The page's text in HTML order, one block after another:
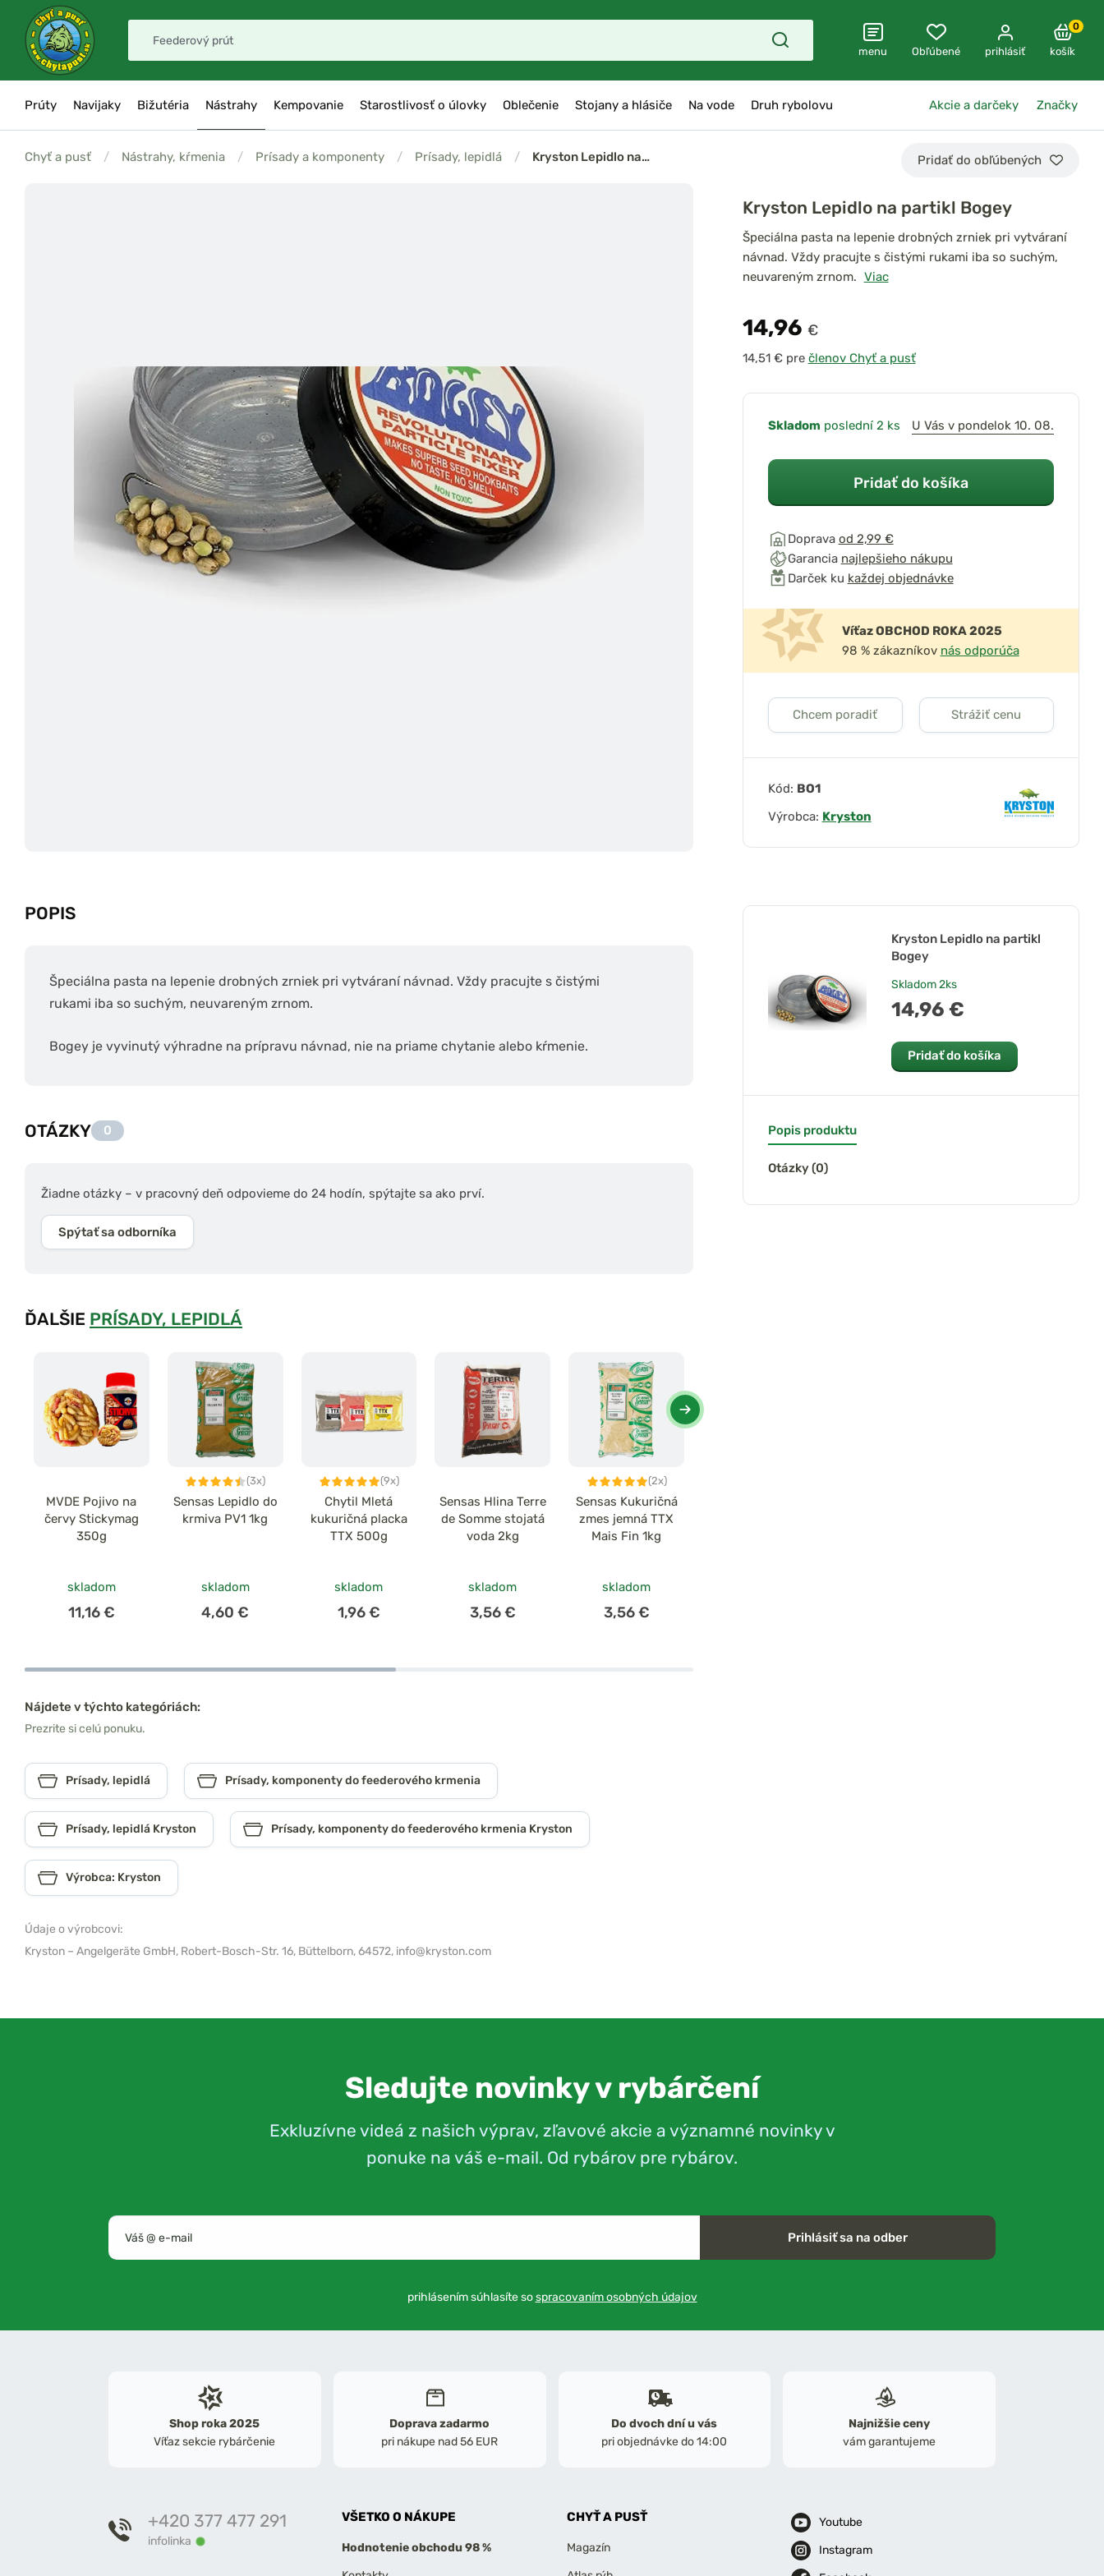
menu Obľúbené prihlásiť
0
košík
Prúty Navijaky Bižutéria Nástrahy Kempovanie Starostlivosť o úlovky Oblečenie Stojany a hlásiče Na vode Druh rybolovu Akcie a darčeky Značky
Chyť a pusť / Nástrahy, kŕmenia / Prísady a komponenty / Prísady, lepidlá / Kryston Lepidlo na… Pridať do obľúbených
POPIS
Špeciálna pasta na lepenie drobných zrniek pri vytváraní návnad. Vždy pracujte s čistými
rukami iba so suchým, neuvareným zrnom.
Bogey je vyvinutý výhradne na prípravu návnad, nie na priame chytanie alebo kŕmenie.
OTÁZKY 0
Žiadne otázky – v pracovný deň odpovieme do 24 hodín, spýtajte sa ako prví.
Spýtať sa odborníka
ĎALŠIE PRÍSADY, LEPIDLÁ
MVDE Pojivo na
červy Stickymag
350g
skladom
11,16 €
(3x)
Sensas Lepidlo do
krmiva PV1 1kg
skladom
4,60 €
(9x)
Chytil Mletá
kukuričná placka
TTX 500g
skladom
1,96 €
Sensas Hlina Terre
de Somme stojatá
voda 2kg
skladom
3,56 €
(2x)
Sensas Kukuričná
zmes jemná TTX
Mais Fin 1kg
skladom
3,56 €
Nájdete v týchto kategóriách:
Prezrite si celú ponuku.
Prísady, lepidlá Prísady, komponenty do feederového krmenia
Prísady, lepidlá Kryston Prísady, komponenty do feederového krmenia Kryston
Výrobca: Kryston
Údaje o výrobcovi:
Kryston – Angelgeräte GmbH, Robert-Bosch-Str. 16, Büttelborn, 64572, info@kryston.com
Kryston Lepidlo na partikl Bogey
Špeciálna pasta na lepenie drobných zrniek pri vytváraní
návnad. Vždy pracujte s čistými rukami iba so suchým,
neuvareným zrnom. Viac
14,96 €
pre členov Chyť a pusť
Skladom poslední 2 ks U Vás v pondelok 10. 08.
Pridať do košíka
Doprava od 2,99 €
Garancia najlepšieho nákupu
Darček ku každej objednávke
Víťaz OBCHOD ROKA 2025
98 % zákazníkov nás odporúča
Chcem poradiť Strážiť cenu
Kód: BO1
Výrobca: Kryston
Kryston Lepidlo na partikl
Bogey
Skladom2ks
14,96 €
Pridať do košíka
Popis produktu
Otázky (0)
Sledujte novinky v rybárčení
Exkluzívne videá z našich výprav, zľavové akcie a významné novinky v
ponuke na váš e-mail. Od rybárov pre rybárov.
Prihlásiť sa na odber
prihlásením súhlasíte sospracovaním osobných údajov
Shop roka 2025
Víťaz sekcie rybárčenie
Doprava zadarmo
pri nákupe nad 56 EUR
Do dvoch dní u vás
pri objednávke do 14:00
Najnižšie ceny
vám garantujeme
+420 377 477 291
infolinka
VŠETKO O NÁKUPE
Hodnotenie obchodu 98 %
CHYŤ A PUSŤ
Magazín
Youtube
Instagram